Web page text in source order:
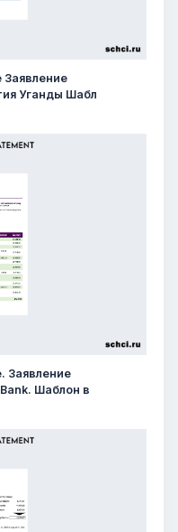
Заявление
Уганды Шабл
Заявление
Шаблон в